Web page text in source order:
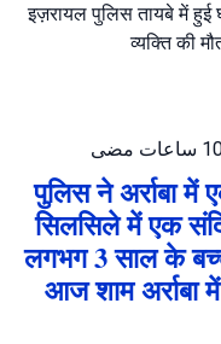
इज़रायल पुलिस तायबे में हुई
व्यक्ति की
مضى
पुलिस ने अर्राबा
सिलसिले में एक
लगभग 3 साल के
आज शाम